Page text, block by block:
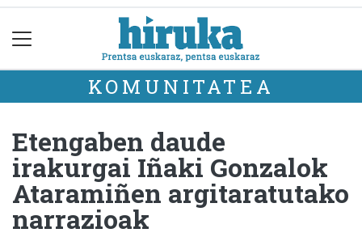
KOMUNITATEA
Etengaben daude
irakurgai Iñaki Gonzalok
Ataramiñen argitaratutako
narrazioak